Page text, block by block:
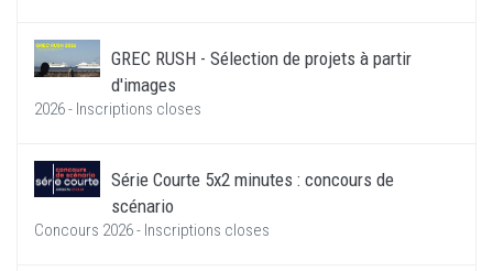
GREC RUSH - Sélection de projets à partir
d'images
2026 - Inscriptions closes
Série Courte 5x2 minutes : concours de
scénario
Concours 2026 - Inscriptions closes